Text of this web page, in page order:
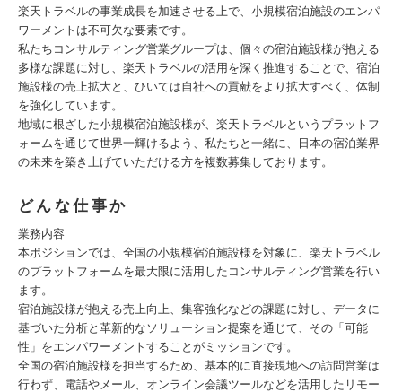
楽天トラベルの事業成長を加速させる上で、小規模宿泊施設のエンパ
ワーメントは不可欠な要素です。
私たちコンサルティング営業グループは、個々の宿泊施設様が抱える
多様な課題に対し、楽天トラベルの活用を深く推進することで、宿泊
施設様の売上拡大と、ひいては自社への貢献をより拡大すべく、体制
を強化しています。
地域に根ざした小規模宿泊施設様が、楽天トラベルというプラットフ
ォームを通じて世界一輝けるよう、私たちと一緒に、日本の宿泊業界
の未来を築き上げていただける方を複数募集しております。
どんな仕事か
業務内容
本ポジションでは、全国の小規模宿泊施設様を対象に、楽天トラベル
のプラットフォームを最大限に活用したコンサルティング営業を行い
ます。
宿泊施設様が抱える売上向上、集客強化などの課題に対し、データに
基づいた分析と革新的なソリューション提案を通じて、その「可能
性」をエンパワーメントすることがミッションです。
全国の宿泊施設様を担当するため、基本的に直接現地への訪問営業は
行わず、電話やメール、オンライン会議ツールなどを活用したリモー